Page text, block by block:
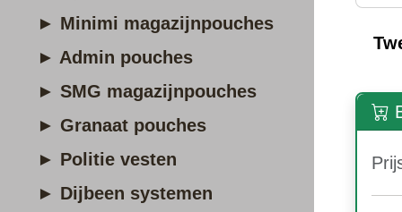
► Minimi magazijnpouches
► Admin pouches
► SMG magazijnpouches
► Granaat pouches
► Politie vesten
► Dijbeen systemen